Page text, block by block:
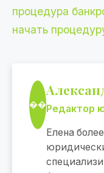
процедура
начать
��Редактор
Елена